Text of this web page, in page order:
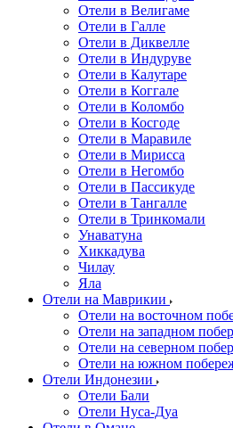
Отели в Велигаме
Отели в Галле
Отели в Диквелле
Отели в Индуруве
Отели в Калутаре
Отели в Коггале
Отели в Коломбо
Отели в Косгоде
Отели в Маравиле
Отели в Мирисса
Отели в Негомбо
Отели в Пассикуде
Отели в Тангалле
Отели в Тринкомали
Унаватуна
Хиккадува
Чилау
Яла
Отели на Маврикии
Отели на восточном
Отели на западном
Отели на северном
Отели на южном
Отели Индонезии
Отели Бали
Отели Нуса-Дуа